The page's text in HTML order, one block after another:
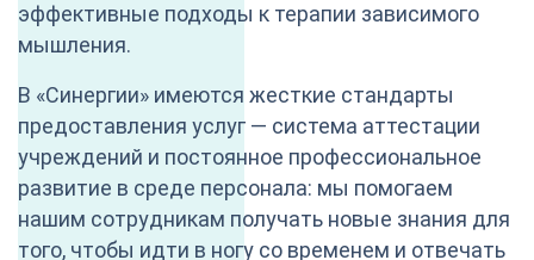
эффективные подходы к терапии зависимого
мышления.
В «Синергии» имеются жесткие стандарты
предоставления услуг — система аттестации
учреждений и постоянное профессиональное
развитие в среде персонала: мы помогаем
нашим сотрудникам получать новые знания для
того, чтобы идти в ногу со временем и отвечать